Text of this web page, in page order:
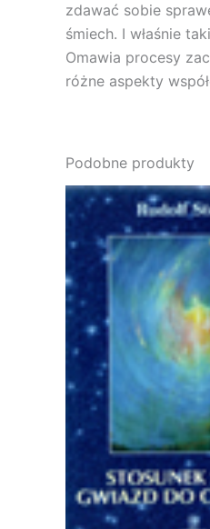
zdawać sobie
śmiech. I właśnie
Omawia procesy
różne aspekty
Podobne produkty